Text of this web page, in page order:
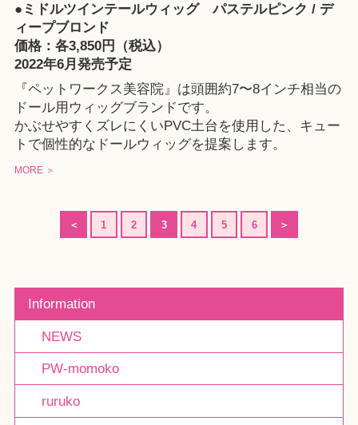
●ミドルツインテールウィッグ パステルピンク / デ
ィープブロンド
価格：各3,850円（税込）
2022年6月発売予定
『ペットワークス美容院』は頭囲約7〜8インチ相当の
ドール用ウィッグブランドです。
かぶせやすくズレにくいPVC土台を使用した、キュー
トで個性的なドールウィッグを提案します。
MORE ＞
＜ 1 2 3 4 5 6 ＞
Information
NEWS
PW-momoko
ruruko